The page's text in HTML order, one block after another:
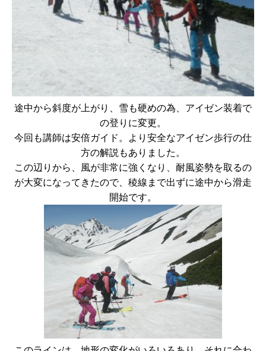
途中から斜度が上がり、雪も硬めの為、アイゼン装着で
の登りに変更。
今回も講師は安倍ガイド。より安全なアイゼン歩行の仕
方の解説もありました。
この辺りから、風が非常に強くなり、耐風姿勢を取るの
が大変になってきたので、稜線まで出ずに途中から滑走
開始です。